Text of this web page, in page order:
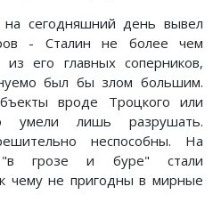
сегодняшний день вывел
- Сталин не более чем
его главных соперников,
был бы злом большим.
вроде Троцкого или
умели лишь разрушать.
неспособны. На
"в грозе и буре" стали
чему не пригодны в мирные